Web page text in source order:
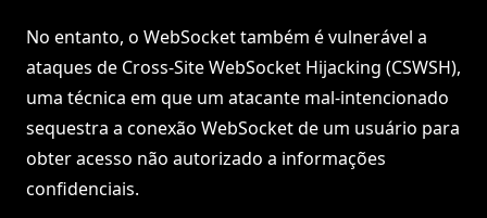
No entanto, o WebSocket também é vulnerável a
ataques de Cross-Site WebSocket Hijacking (CSWSH),
uma técnica em que um atacante mal-intencionado
sequestra a conexão WebSocket de um usuário para
obter acesso não autorizado a informações
confidenciais.